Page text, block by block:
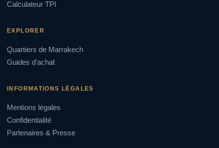
Calculateur TPI
EXPLORER
Quartiers de Marrakech
Guides d'achat
INFORMATIONS LÉGALES
Mentions légales
Confidentialité
Partenaires & Presse